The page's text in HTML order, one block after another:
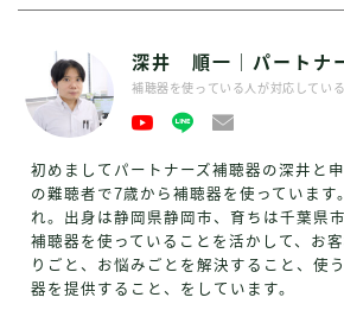
深井 順一｜パートナ
補聴器を使っている人が対応してい
初めましてパートナーズ補聴器の深井と
の難聴者で7歳から補聴器を使っています
れ。出身は静岡県静岡市、育ちは千葉県
補聴器を使っていることを活かして、お
りごと、お悩みごとを解決すること、使
器を提供すること、をしています。